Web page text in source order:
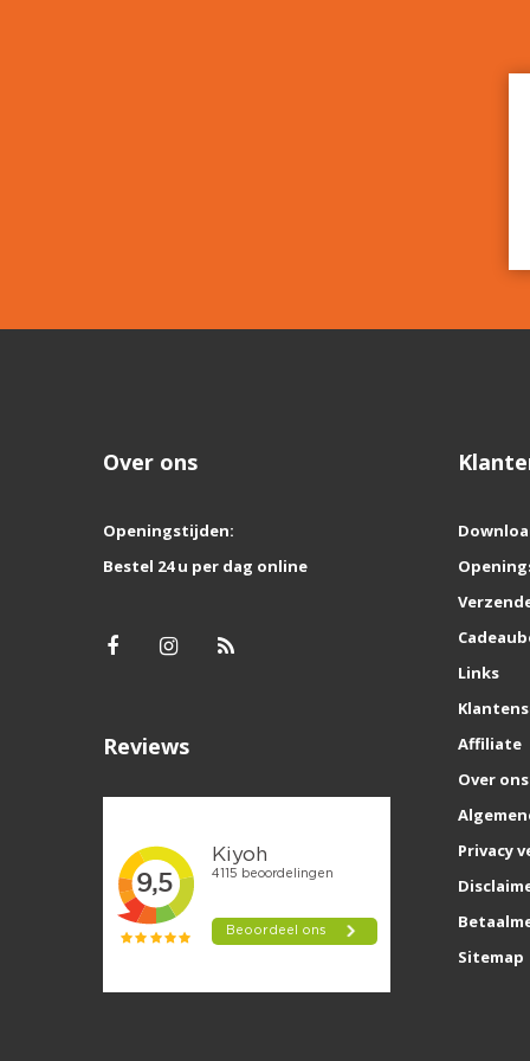
Over ons
Openingstijden:
Bestel 24 u per dag online
Reviews
Links
Affiliate
Over ons
Privacy
Sitemap